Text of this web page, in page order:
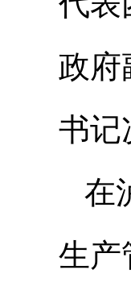
政府
书记
在
生产